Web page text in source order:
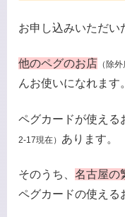
お申し込みいただい
他のペグのお店 （除
んお使いになれます。
ペグカードが使える
2-17現在） あります。
そのうち、 名古屋の
ペグカードの使える